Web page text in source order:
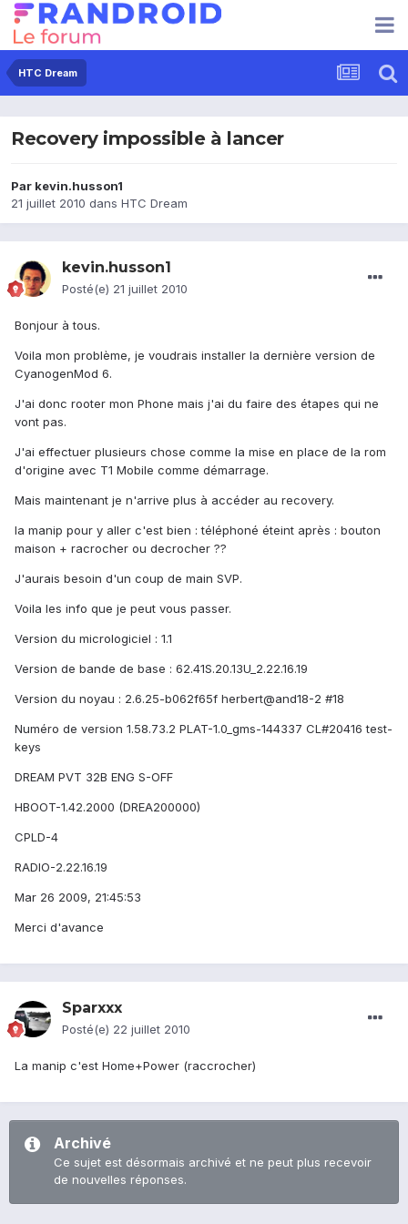
HTC Dream
Recovery impossible à lancer
Par kevin.husson1
21 juillet 2010 dans HTC Dream
kevin.husson1
Posté(e) 21 juillet 2010
Bonjour à tous.
Voila mon problème, je voudrais installer la dernière version de
CyanogenMod 6.
J'ai donc rooter mon Phone mais j'ai du faire des étapes qui ne
vont pas.
J'ai effectuer plusieurs chose comme la mise en place de la rom
d'origine avec T1 Mobile comme démarrage.
Mais maintenant je n'arrive plus à accéder au recovery.
la manip pour y aller c'est bien : téléphoné éteint après : bouton
maison + racrocher ou decrocher ??
J'aurais besoin d'un coup de main SVP.
Voila les info que je peut vous passer.
Version du micrologiciel : 1.1
Version de bande de base : 62.41S.20.13U_2.22.16.19
Version du noyau : 2.6.25-b062f65f herbert@and18-2 #18
Numéro de version 1.58.73.2 PLAT-1.0_gms-144337 CL#20416 test-
keys
DREAM PVT 32B ENG S-OFF
HBOOT-1.42.2000 (DREA200000)
CPLD-4
RADIO-2.22.16.19
Mar 26 2009, 21:45:53
Merci d'avance
Sparxxx
Posté(e) 22 juillet 2010
La manip c'est Home+Power (raccrocher)
Archivé
Ce sujet est désormais archivé et ne peut plus recevoir
de nouvelles réponses.